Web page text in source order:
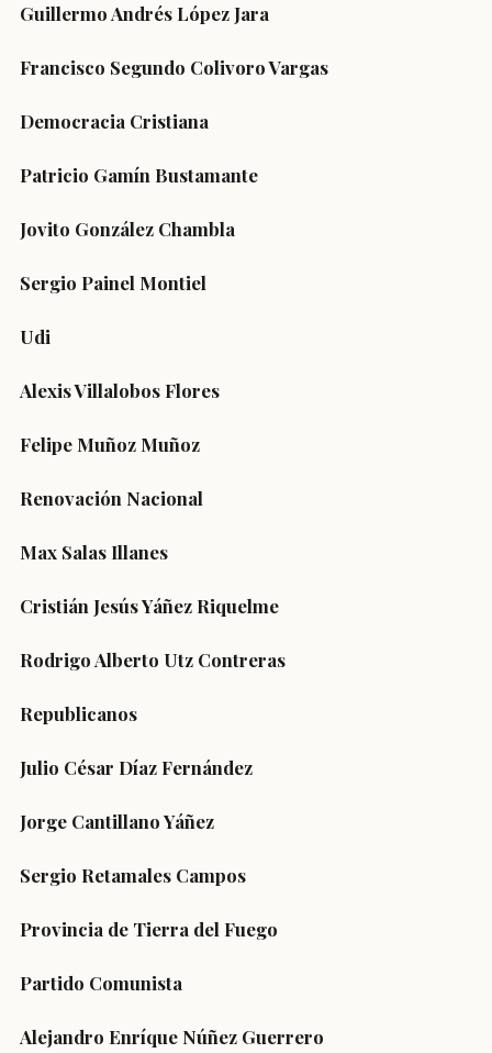
Guillermo Andrés López Jara
Francisco Segundo Colivoro Vargas
Democracia Cristiana
Patricio Gamín Bustamante
Jovito González Chambla
Sergio Painel Montiel
Udi
Alexis Villalobos Flores
Felipe Muñoz Muñoz
Renovación Nacional
Max Salas Illanes
Cristián Jesús Yáñez Riquelme
Rodrigo Alberto Utz Contreras
Republicanos
Julio César Díaz Fernández
Jorge Cantillano Yáñez
Sergio Retamales Campos
Provincia de Tierra del Fuego
Partido Comunista
Alejandro Enríque Núñez Guerrero